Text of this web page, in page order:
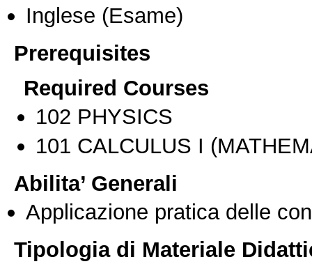
Inglese (Esame)
Prerequisites
Required Courses
102 PHYSICS
101 CALCULUS I
Abilita’ Generali
Applicazione pratica delle
Tipologia di Materiale